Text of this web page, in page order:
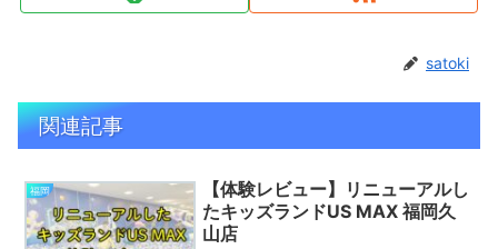
satoki
関連記事
福岡
【体験レビュー】リニューアルし
たキッズランドUS MAX 福岡久
山店